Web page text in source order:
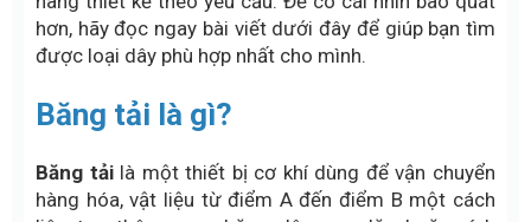
hơn, hãy đọc ngay bài viết dưới đây để giúp bạn tìm
được loại dây phù hợp nhất cho mình.
Băng tải là gì?
Băng tảilà một thiết bị cơ khí dùng để vận chuyển
hàng hóa, vật liệu từ điểm A đến điểm B một cách